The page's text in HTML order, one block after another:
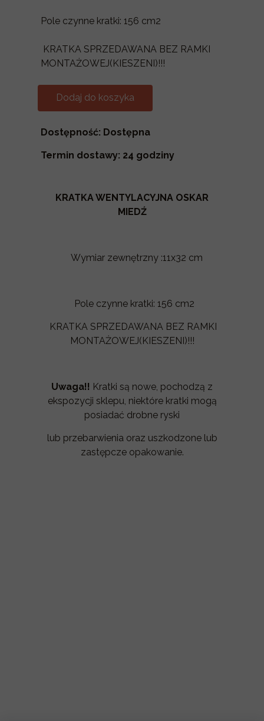
Dostępność: Dostępna
Termin dostawy: 24 godziny
Dodaj do koszyka
Pole czynne kratki: 156 cm2
KRATKA SPRZEDAWANA BEZ RAMKI
MONTAŻOWEJ(KIESZENI)!!!
KRATKA WENTYLACYJNA OSKAR
MIEDŹ
Wymiar zewnętrzny :11x32 cm
Pole czynne kratki: 156 cm2
KRATKA SPRZEDAWANA BEZ RAMKI
MONTAŻOWEJ(KIESZENI)!!!
Uwaga!! Kratki są nowe, pochodzą z
ekspozycji sklepu, niektóre kratki mogą
posiadać drobne ryski
lub przebarwienia oraz uszkodzone lub
zastępcze opakowanie.